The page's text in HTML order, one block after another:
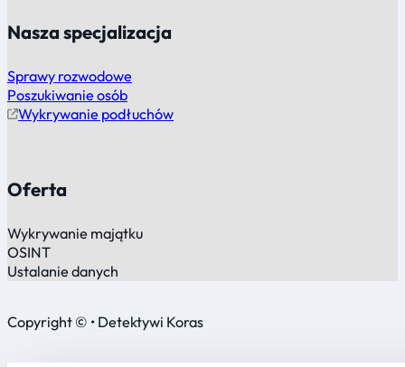
Nasza specjalizacja
Sprawy rozwodowe
Poszukiwanie osób
Wykrywanie podłuchów
Oferta
Wykrywanie majątku
OSINT
Ustalanie danych
Copyright © • Detektywi Koras